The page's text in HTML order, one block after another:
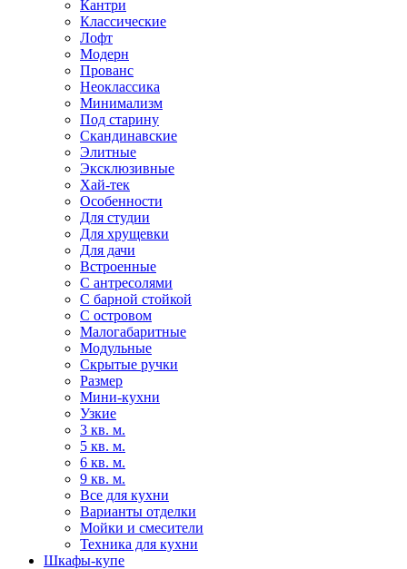
Кантри
Классические
Лофт
Модерн
Прованс
Неоклассика
Минимализм
Под старину
Скандинавские
Элитные
Эксклюзивные
Хай-тек
Особенности
Для студии
Для хрущевки
Для дачи
Встроенные
С антресолями
С барной стойкой
С островом
Малогабаритные
Модульные
Скрытые ручки
Размер
Мини-кухни
Узкие
3 кв. м.
5 кв. м.
6 кв. м.
9 кв. м.
Все для кухни
Варианты отделки
Мойки и смесители
Техника для кухни
Шкафы-купе